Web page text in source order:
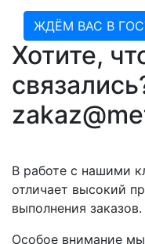
ЖДЁМ ВАС В
Хотите,
В работе с нашими
отличает высокий
выполнения заказов.
Особое внимание